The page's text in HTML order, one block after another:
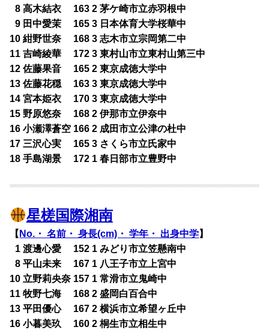
08 高木結衣 163 2 茅ケ崎市立赤羽根中
09 田中愛茉 165 3 日本体育大学桜華中
10 紺野世奈 168 3 志木市立宗岡第二中
11 吉崎綾華 172 3 東村山市立東村山第三中
12 佐藤果音 165 2 東京成徳大学中
13 佐藤花穏 163 3 東京成徳大学中
14 宮本姫衣 170 3 東京成徳大学中
15 野原悠奈 168 2 伊那市立伊奈中
16 小瀬澤蒼空 166 2 成田市立公津の杜中
17 三沢心実 165 3 さくら市立氏家中
18 手島湖景 172 1 春日部市立豊野中
星槎国際湘南
【 No.・ 名前・ 身長(cm)・ 学年・ 出身中学】
1 渡邊心愛 152 1 みどり市立笠懸南中
08 平山未来 167 1 八王子市立上宮中
10 立野莉央奈 157 1 常滑市立鬼崎中
11 牧野七海 168 2 盛岡白百合中
13 平田優心 167 2 横浜市立希望ヶ丘中
16 小暮美玖 160 2 桐生市立相生中